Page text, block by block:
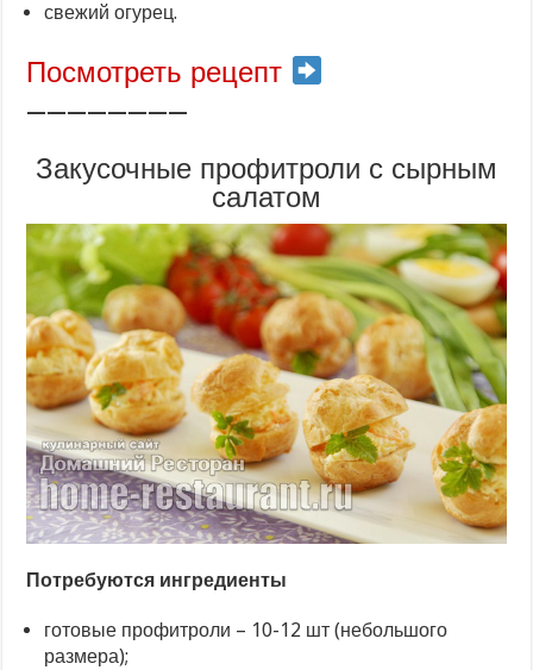
свежий огурец.
Посмотреть рецепт
————————
Закусочные профитроли с сырным
салатом
Потребуются ингредиенты
готовые профитроли – 10-12 шт (небольшого
размера);